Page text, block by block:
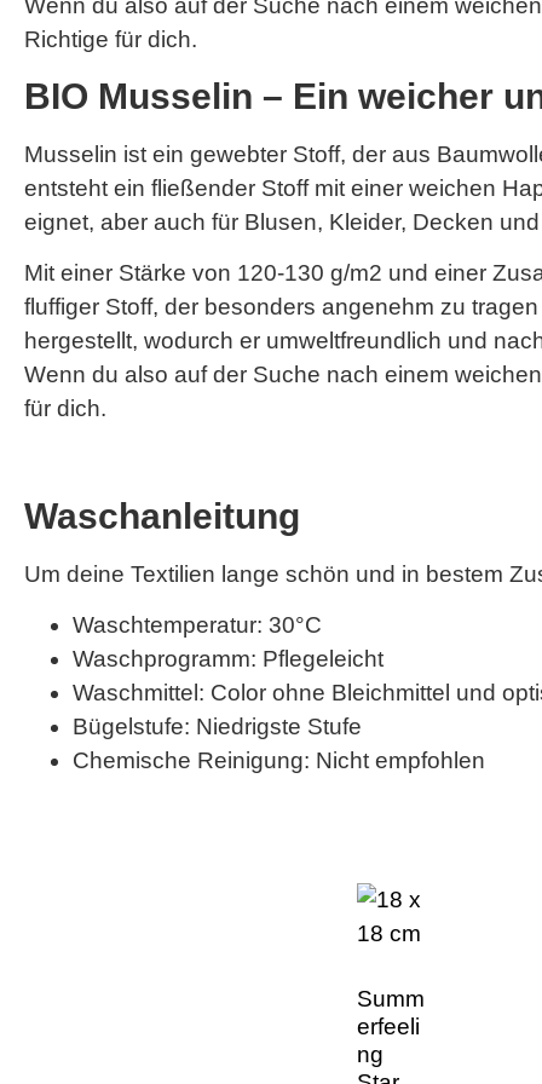
Wenn du also auf der Suche nach einem
Richtige für dich.
BIO Musselin – Ein weicher
Musselin ist ein gewebter Stoff, der aus
entsteht ein fließender Stoff mit einer weichen
eignet, aber auch für Blusen, Kleider, Decken
Mit einer Stärke von 120-130 g/m2 und einer
fluffiger Stoff, der besonders angenehm zu
hergestellt, wodurch er umweltfreundlich und
Wenn du also auf der Suche nach einem
für dich.
Waschanleitung
Um deine Textilien lange schön und in bestem
Waschtemperatur: 30°C
Waschprogramm: Pflegeleicht
Waschmittel: Color ohne Bleichmittel und
Bügelstufe: Niedrigste Stufe
Chemische Reinigung: Nicht empfohlen
Summ
erfeeli
ng